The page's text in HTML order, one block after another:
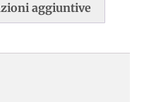
aggiuntive